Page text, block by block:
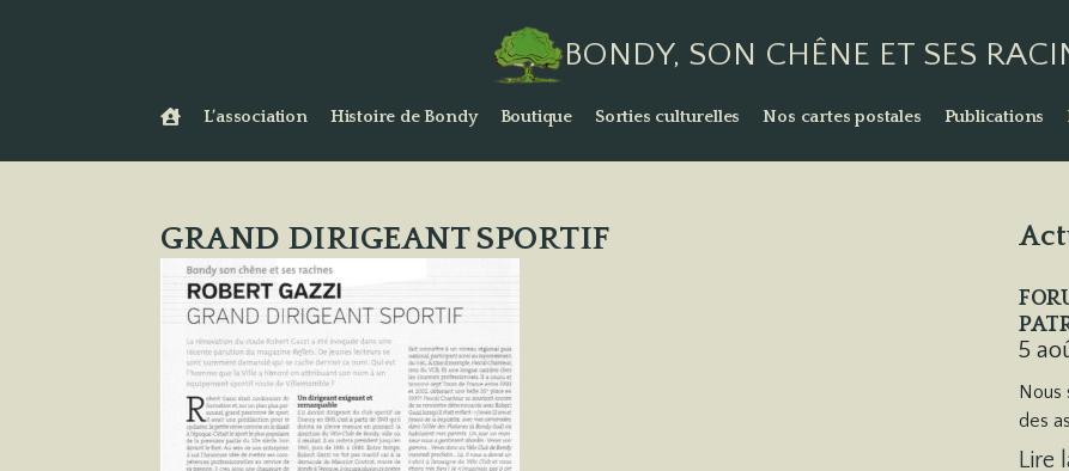
BONDY, SON CHÊNE ET SES
L’association Histoire de Bondy Boutique Sorties culturelles Nos cartes postales Publications
GRAND DIRIGEANT SPORTIF
5
Nous
des
Lire